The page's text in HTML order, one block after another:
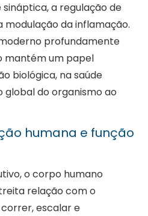
a regulação de
modulação da inflamação.
profundamente
mantém um papel
biológica, na saúde
global do organismo ao
humana e função
o corpo humano
relação com o
escalar e